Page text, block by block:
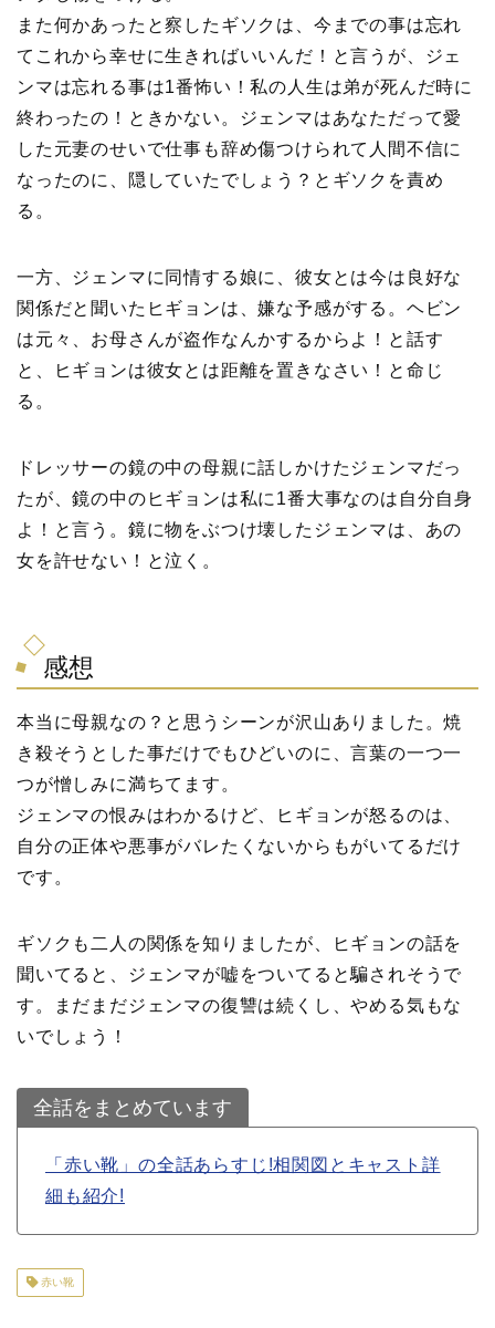
また何かあったと察したギソクは、今までの事は忘れ
てこれから幸せに生きればいいんだ！と言うが、ジェ
ンマは忘れる事は1番怖い！私の人生は弟が死んだ時に
終わったの！ときかない。ジェンマはあなただって愛
した元妻のせいで仕事も辞め傷つけられて人間不信に
なったのに、隠していたでしょう？とギソクを責め
る。
一方、ジェンマに同情する娘に、彼女とは今は良好な
関係だと聞いたヒギョンは、嫌な予感がする。ヘビン
は元々、お母さんが盗作なんかするからよ！と話す
と、ヒギョンは彼女とは距離を置きなさい！と命じ
る。
ドレッサーの鏡の中の母親に話しかけたジェンマだっ
たが、鏡の中のヒギョンは私に1番大事なのは自分自身
よ！と言う。鏡に物をぶつけ壊したジェンマは、あの
女を許せない！と泣く。
感想
本当に母親なの？と思うシーンが沢山ありました。焼
き殺そうとした事だけでもひどいのに、言葉の一つ一
つが憎しみに満ちてます。
ジェンマの恨みはわかるけど、ヒギョンが怒るのは、
自分の正体や悪事がバレたくないからもがいてるだけ
です。
ギソクも二人の関係を知りましたが、ヒギョンの話を
聞いてると、ジェンマが嘘をついてると騙されそうで
す。まだまだジェンマの復讐は続くし、やめる気もな
いでしょう！
全話をまとめています
「赤い靴」の全話あらすじ!相関図とキャスト詳
細も紹介!
赤い靴